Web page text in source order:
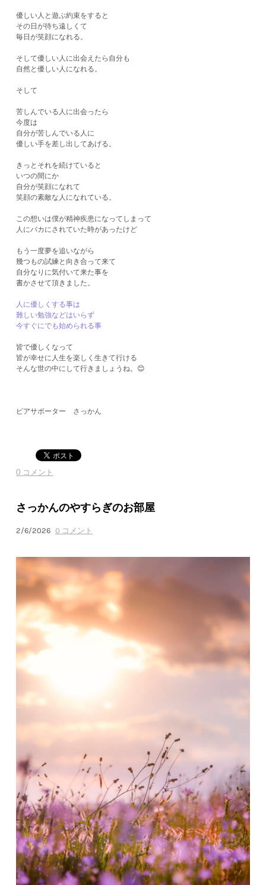
優しい人と遊ぶ約束をすると
その日が待ち遠しくて
毎日が笑顔になれる。
そして優しい人に出会えたら自分も
自然と優しい人になれる。
そして
苦しんでいる人に出会ったら
今度は
自分が苦しんでいる人に
優しい手を差し出してあげる。
きっとそれを続けていると
いつの間にか
自分が笑顔になれて
笑顔の素敵な人になれている。
この想いは僕が精神疾患になってしまって
人にバカにされていた時があったけど
もう一度夢を追いながら
幾つもの試練と向き合って来て
自分なりに気付いて来た事を
書かさせて頂きました。
人に優しくする事は
難しい勉強などはいらず
今すぐにでも始められる事
皆で優しくなって
皆が幸せに人生を楽しく生きて行ける
そんな世の中にして行きましょうね。😊
ピアサポーター さっかん
0 コメント
さっかんのやすらぎのお部屋
2/6/2026 0 コメント